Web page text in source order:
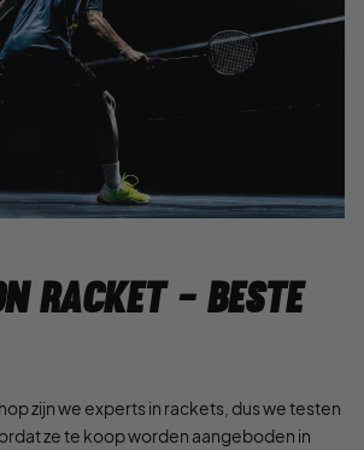
racket - Beste
zijn we experts in rackets, dus we testen
ze te koop worden aangeboden in